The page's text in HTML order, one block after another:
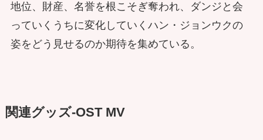
地位、財産、名誉を根こそぎ奪われ、ダンジと会
っていくうちに変化していくハン・ジョンウクの
姿をどう見せるのか期待を集めている。
関連グッズ-OST MV